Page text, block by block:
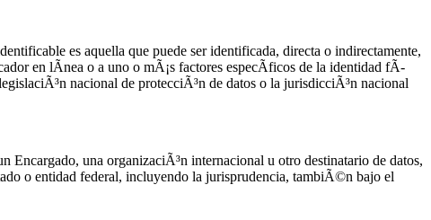
es aquella que puede ser identificada, directa o indirectamente,
en lÃ­nea o a uno o mÃ¡s factores especÃ­ficos de la identidad fÃ­
nacional de protecciÃ³n de datos o la jurisdicciÃ³n nacional
Encargado, una organizaciÃ³n internacional u otro destinatario de datos,
o entidad federal, incluyendo la jurisprudencia, tambiÃ©n bajo el